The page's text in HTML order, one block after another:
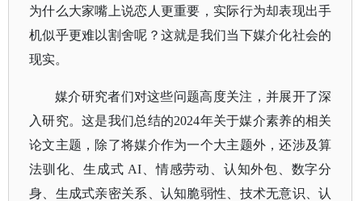
为什么大家嘴上说恋人更重要，实际行为却表现出手
机似乎更难以割舍呢？这就是我们当下媒介化社会的
现实。
媒介研究者们对这些问题高度关注，并展开了深
入研究。这是我们总结的2024年关于媒介素养的相关
论文主题，除了将媒介作为一个大主题外，还涉及算
法驯化、生成式 AI、情感劳动、认知外包、数字分
身、生成式亲密关系、认知脆弱性、技术无意识、认